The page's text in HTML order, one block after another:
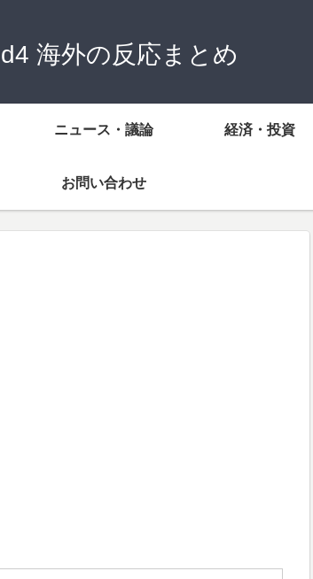
海外の反応まとめ
ニュース・議論 経済・投資
お問い合わせ